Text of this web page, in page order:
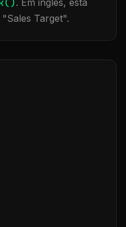
. Em inglês, esta
"Sales Target".